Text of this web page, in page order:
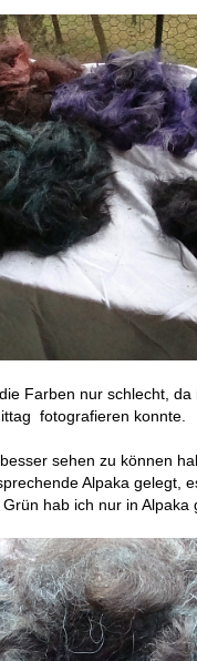
Farben nur schlecht,
fotografieren konnte.
sehen zu können
Alpaka gelegt,
hab ich nur in Alpaka